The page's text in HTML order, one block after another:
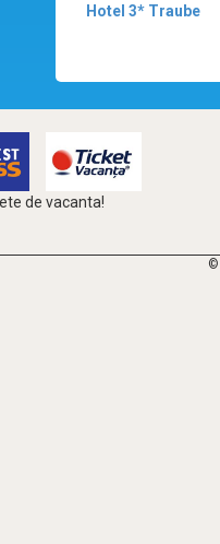
Hotel 3* Traube
de vacanta!
©